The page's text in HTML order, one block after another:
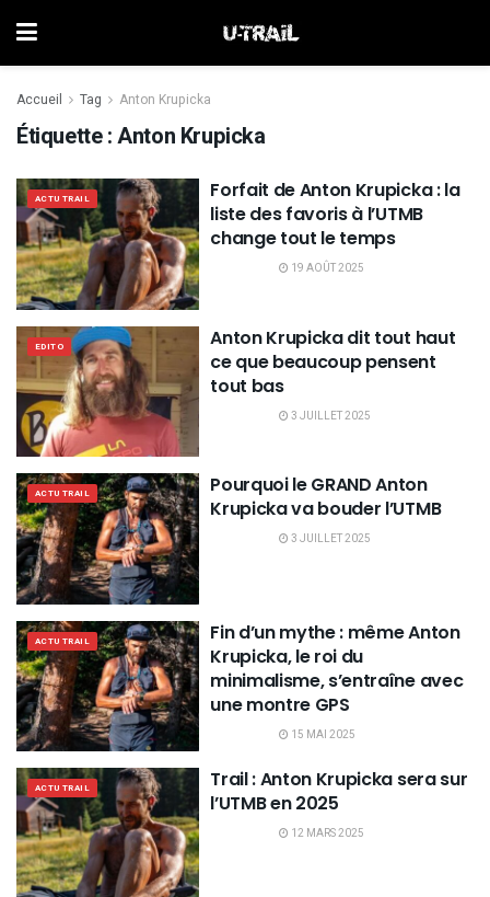
Accueil Tag Anton Krupicka
Étiquette :Anton Krupicka
ACTU TRAIL
Forfait de Anton Krupicka : la
liste des favoris à l’UTMB
change tout le temps
19 AOÛT 2025
EDITO
Anton Krupicka dit tout haut
ce que beaucoup pensent
tout bas
3 JUILLET 2025
ACTU TRAIL
Pourquoi le GRAND Anton
Krupicka va bouder l’UTMB
3 JUILLET 2025
ACTU TRAIL
Fin d’un mythe : même Anton
Krupicka, le roi du
minimalisme, s’entraîne avec
une montre GPS
15 MAI 2025
ACTU TRAIL
Trail : Anton Krupicka sera sur
l’UTMB en 2025
12 MARS 2025